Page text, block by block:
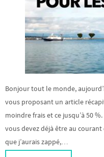
Bonjour tout le monde,
vous proposant un article
moindre frais et ce jusqu’à 50
vous devez déjà être au
que j’aurais zappé,…